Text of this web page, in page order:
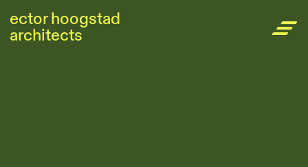
Skip
to
ector hoogstad
architects
Hoofdnavigatie